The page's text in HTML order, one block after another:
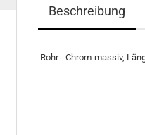
Beschreibung
Rohr - Chrom-massiv,